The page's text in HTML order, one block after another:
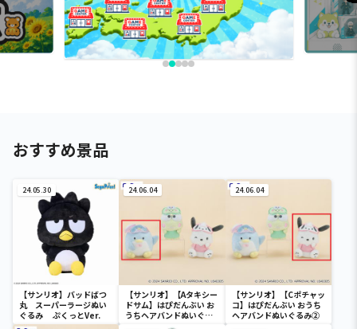
おすすめ景品
24.05.30
【サンリオ】バッドばつ
丸 スーパーラージぬい
ぐるみ ぷくっとVer.
24.06.04
【サンリオ】【Aタキシー
ドサム】はぴだんぶい お
うちヘアバンドぬいぐる
24.06.04
【サンリオ】【Cポチャッ
コ】はぴだんぶい おうち
ヘアバンドぬいぐるみ②